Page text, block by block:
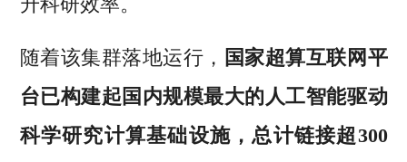
随着该集群落地运行， 国家超算互联网平
台已构建起国内规模最大的人工智能驱动
科学研究计算基础设施，总计链接超300